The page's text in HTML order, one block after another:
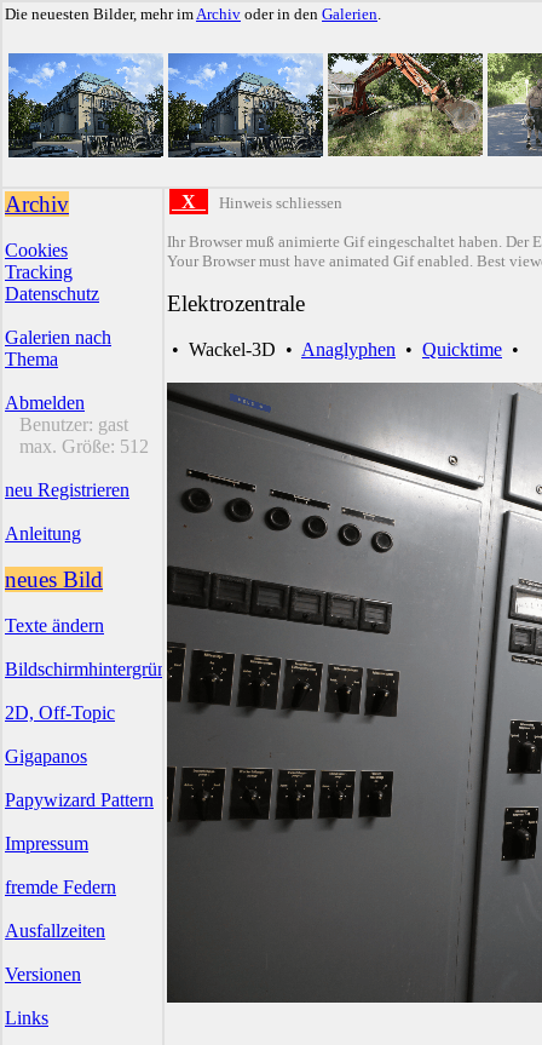
Die neuesten Bilder, mehr imArchiv oder in den Galerien.
Archiv
Cookies
Tracking
Datenschutz
Galerien nach
Thema
Abmelden
Benutzer: gast
max. Größe: 512
neu Registrieren
Anleitung
neues Bild
Texte ändern
Bildschirmhintergründe
2D, Off-Topic
Gigapanos
Papywizard Pattern
Impressum
fremde Federn
Ausfallzeiten
Versionen
Links
X Hinweis schliessen
Ihr Browser muß animierte Gif eingeschaltet haben. Der
Your Browser must have animated Gif enabled. Best
Elektrozentrale
• Wackel-3D • Anaglyphen • Quicktime •